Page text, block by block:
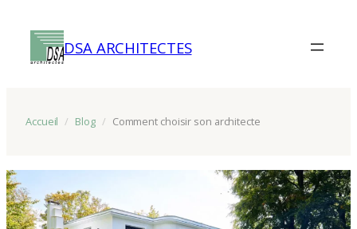
contenuDSA ARCHITECTES
Accueil / Blog / Comment choisir son architecte